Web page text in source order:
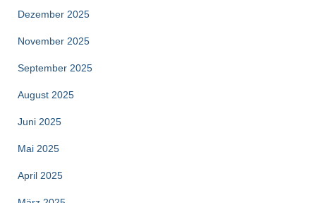
Dezember 2025
November 2025
September 2025
August 2025
Juni 2025
Mai 2025
April 2025